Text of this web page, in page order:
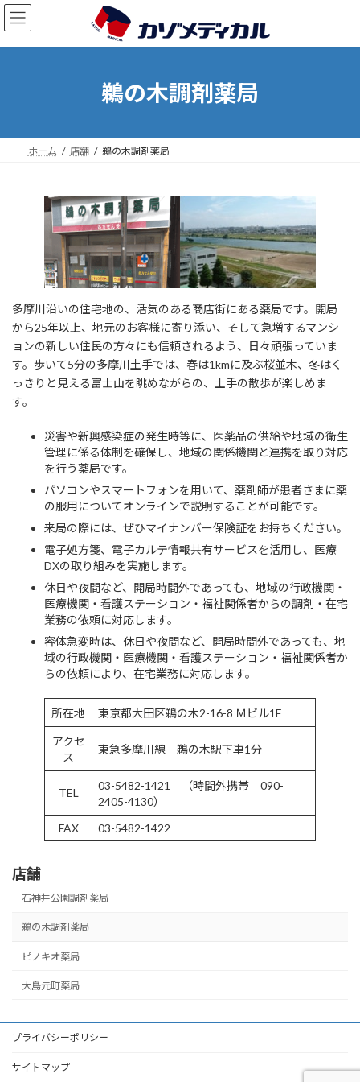
コ
ン
ッ
ナ
ビ
移
鵜の木調剤薬局
ホーム 店舗 鵜の木調剤薬局
多摩川沿いの住宅地の、活気のある商店街にある薬局です。開局
から25年以上、地元のお客様に寄り添い、そして急増するマンシ
ョンの新しい住民の方々にも信頼されるよう、日々頑張っていま
す。歩いて5分の多摩川土手では、春は1kmに及ぶ桜並木、冬はく
っきりと見える富士山を眺めながらの、土手の散歩が楽しめま
す。
災害や新興感染症の発生時等に、医薬品の供給や地域の衛生
管理に係る体制を確保し、地域の関係機関と連携を取り対応
を行う薬局です。
パソコンやスマートフォンを用いて、薬剤師が患者さまに薬
の服用についてオンラインで説明することが可能です。
来局の際には、ぜひマイナンバー保険証をお持ちください。
電子処方箋、電子カルテ情報共有サービスを活用し、医療
DXの取り組みを実施します。
休日や夜間など、開局時間外であっても、地域の行政機関・
医療機関・看護ステーション・福祉関係者からの調剤・在宅
業務の依頼に対応します。
容体急変時は、休日や夜間など、開局時間外であっても、地
域の行政機関・医療機関・看護ステーション・福祉関係者か
らの依頼により、在宅業務に対応します。
所在地 東京都大田区鵜の木2-16-8 Ｍビル1F
アクセ
ス
東急多摩川線 鵜の木駅下車1分
TEL
03-5482-1421 （時間外携帯 090-
2405-4130）
FAX
03-5482-1422
店舗
石神井公園調剤薬局
鵜の木調剤薬局
ピノキオ薬局
大島元町薬局
プライバシーポリシー
サイトマップ